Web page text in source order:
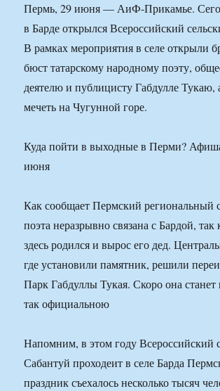
Пермь, 29 июня — АиФ-Прикамье.
в Барде открылся Всероссийский
В рамках мероприятия в селе открыли
бюст татарскому народному поэту,
деятелю и публицисту Габдулле Тукаю,
мечеть на Чугунной горе.
Куда пойти в выходные в Перми?
июня
Как сообщает Пермский региональный
поэта неразрывно связана с Бардой,
здесь родился и вырос его дед.
где установили памятник, решили
Парк Габдуллы Тукая. Скоро она станет
так официальною
Напомним, в этом году Всероссийский
Сабантуй проходеит в селе Барда
праздник съехалось несколько тысяч